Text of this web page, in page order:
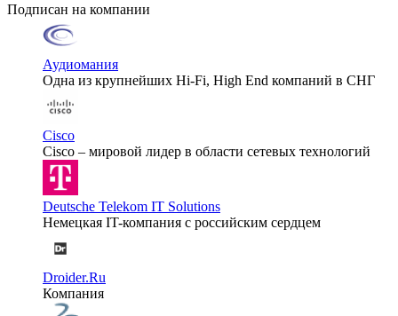
Подписан на компании
Аудиомания
Одна из крупнейших Hi-Fi, High End компаний в СНГ
Cisco
Cisco – мировой лидер в области сетевых технологий
Deutsche Telekom IT Solutions
Немецкая IT-компания с российским сердцем
Droider.Ru
Компания